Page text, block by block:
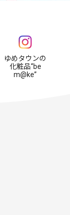
ゆめタウンの
化粧品“be
m@ke”